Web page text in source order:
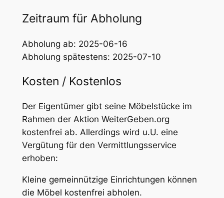
Zeitraum für Abholung
Abholung ab: 2025-06-16
Abholung spätestens: 2025-07-10
Kosten / Kostenlos
Der Eigentümer gibt seine Möbelstücke im
Rahmen der Aktion WeiterGeben.org
kostenfrei ab. Allerdings wird u.U. eine
Vergütung für den Vermittlungsservice
erhoben:
Kleine gemeinnützige Einrichtungen können
die Möbel kostenfrei abholen.